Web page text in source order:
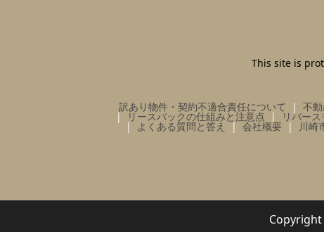
This site is
訳あり物件・契約不適合責任について 不
リースバックの仕組みと注意点 リバー
よくある質問と答え 会社概要 川崎
Copyright